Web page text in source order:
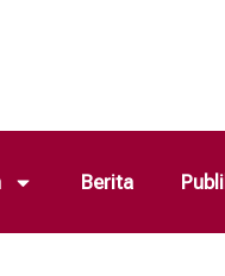
Berita